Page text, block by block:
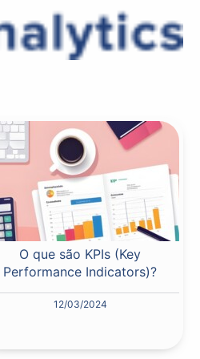
O que são KPIs (Key
Performance Indicators)?
12/03/2024